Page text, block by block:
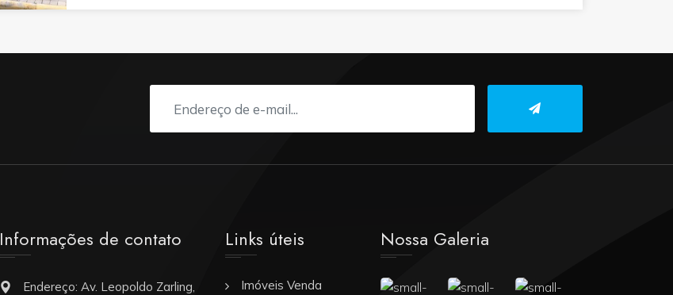
Informações de contato
Endereço: Av. Leopoldo Zarling,
Links úteis
Imóveis Venda
Nossa Galeria